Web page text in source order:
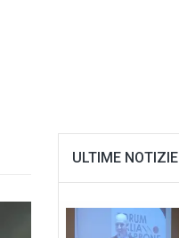
ULTIME NOTIZIE